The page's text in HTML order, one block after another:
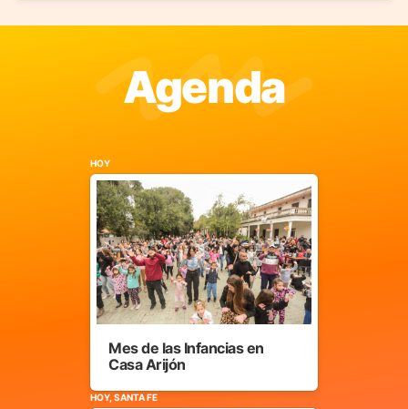
Agenda
HOY
Mes de las Infancias en
Casa Arijón
HOY, SANTA FE